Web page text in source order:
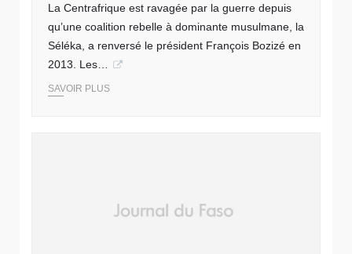
La Centrafrique est ravagée par la guerre depuis
qu’une coalition rebelle à dominante musulmane, la
Séléka, a renversé le président François Bozizé en
2013. Les…
SAVOIR PLUS